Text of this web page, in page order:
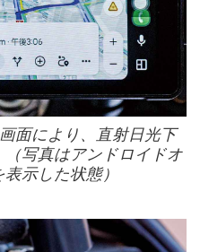
面により、直射日光下
写真はアンドロイドオ
示した状態）